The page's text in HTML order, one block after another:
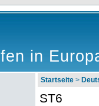
in
Startseite >
ST6